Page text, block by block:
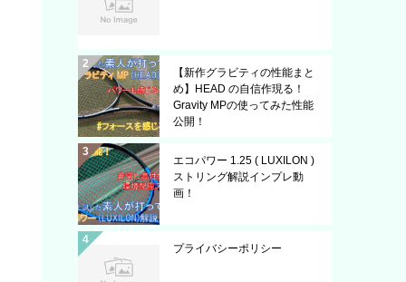
【新作グラビティの性能まと
め】HEAD の自信作現る！
Gravity MPの使ってみた性能
公開！
エコパワー 1.25 ( LUXILON )
ストリング解説インプレ動
画！
プライバシーポリシー